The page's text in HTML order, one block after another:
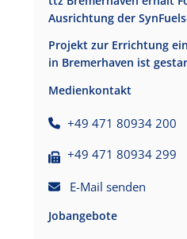
Ausrichtung der
Projekt zur Errichtung
in Bremerhaven ist
Medienkontakt
+49 471 80934 200
+49 471 80934 299
E-Mail senden
Jobangebote